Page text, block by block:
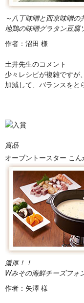
～八丁味噌と西京味噌の
地鶏の味噌グラタン豆腐
作者：沼田 様
土井先生のコメント
少々レシピが複雑ですが
加減して、バランスをと
賞品
オーブントースター こ
濃厚！！
Wみその海鮮チーズフォ
作者：矢澤 様